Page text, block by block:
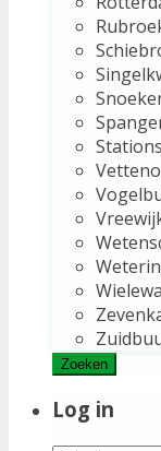
Zoeken
Log in